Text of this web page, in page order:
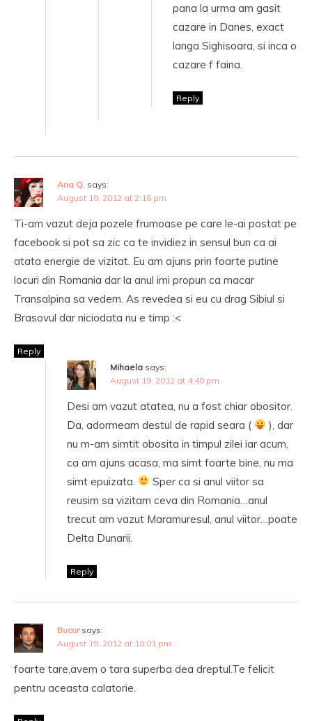
pana la urma am gasit
cazare in Danes, exact
langa Sighisoara, si inca o
cazare f faina.
Reply
Ana Q. says:
August 19, 2012 at 2:16 pm
Ti-am vazut deja pozele frumoase pe care le-ai postat pe
facebook si pot sa zic ca te invidiez in sensul bun ca ai
atata energie de vizitat. Eu am ajuns prin foarte putine
locuri din Romania dar la anul imi propun ca macar
Transalpina sa vedem. As revedea si eu cu drag Sibiul si
Brasovul dar niciodata nu e timp :<
Reply
Mihaela says:
August 19, 2012 at 4:40 pm
Desi am vazut atatea, nu a fost chiar obositor.
Da, adormeam destul de rapid seara (
), dar
nu m-am simtit obosita in timpul zilei iar acum,
ca am ajuns acasa, ma simt foarte bine, nu ma
simt epuizata.
Sper ca si anul viitor sa
reusim sa vizitam ceva din Romania…anul
trecut am vazut Maramuresul, anul viitor…poate
Delta Dunarii.
Reply
Bucur says:
August 19, 2012 at 10:01 pm
foarte tare,avem o tara superba dea dreptul.Te felicit
pentru aceasta calatorie.